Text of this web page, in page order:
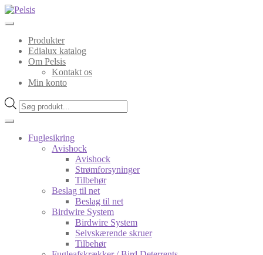
Spring
Spring
Produkter
Edialux katalog
Om Pelsis
Kontakt os
Min konto
Products
search
Fuglesikring
Avishock
Avishock
Strømforsyninger
Tilbehør
Beslag til net
Beslag til net
Birdwire System
Birdwire System
Selvskærende skruer
Tilbehør